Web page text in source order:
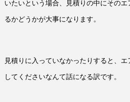
いたいという場合、見積りの中にその
るかどうかが大事になります。
見積りに入っていなかったりすると、
してくださいなんて話になる訳です。